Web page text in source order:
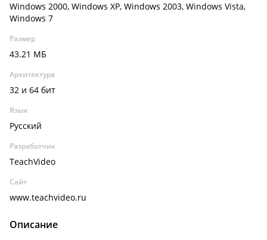
Windows 2000, Windows XP, Windows 2003, Windows Vista,
Windows 7
Размер
43.21 МБ
Архитектура
32 и 64 бит
Язык
Русский
Разработчик
TeachVideo
Сайт
www.teachvideo.ru
Описание